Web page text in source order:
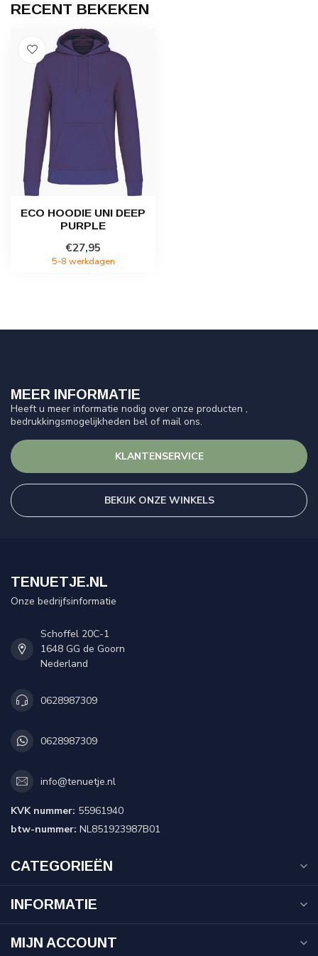
RECENT BEKEKEN
ECO HOODIE UNI DEEP
PURPLE
€27,95
5-8 werkdagen
MEER INFORMATIE
Heeft u meer informatie nodig over onze producten ,
bedrukkingsmogelijkheden bel of mail ons.
KLANTENSERVICE
BEKIJK ONZE WINKELS
TENUETJE.NL
Onze bedrijfsinformatie
Schoffel 20C-1
1648 GG de Goorn
Nederland
0628987309
0628987309
info@tenuetje.nl
KVK nummer: 55961940
btw-nummer: NL851923987B01
CATEGORIEËN
INFORMATIE
MIJN ACCOUNT